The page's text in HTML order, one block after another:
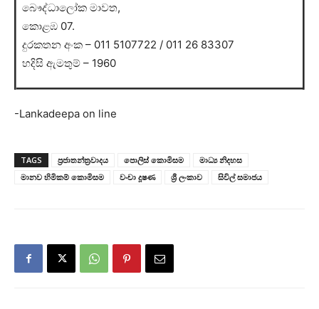
බෞද්ධාලෝක මාවත,
කොළඹ 07.
දුරකතන අංක – 011 5107722 / 011 26 83307
හදිසි ඇමතුම් – 1960
-Lankadeepa on line
TAGS ප්‍රජාතන්ත්‍රවාදය පොලිස් කොමිසම
මාධ්‍ය නිදහස
මානව හිමිකම් කොමිසම
වංචා දූෂණ ශ්‍රී ලංකාව සිවිල් සමාජය